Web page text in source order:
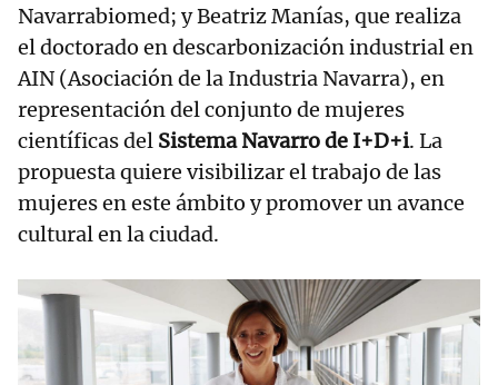
Navarrabiomed; y Beatriz Manías, que realiza
el doctorado en descarbonización industrial en
AIN (Asociación de la Industria Navarra), en
representación del conjunto de mujeres
científicas del Sistema Navarro de I+D+i. La
propuesta quiere visibilizar el trabajo de las
mujeres en este ámbito y promover un avance
cultural en la ciudad.